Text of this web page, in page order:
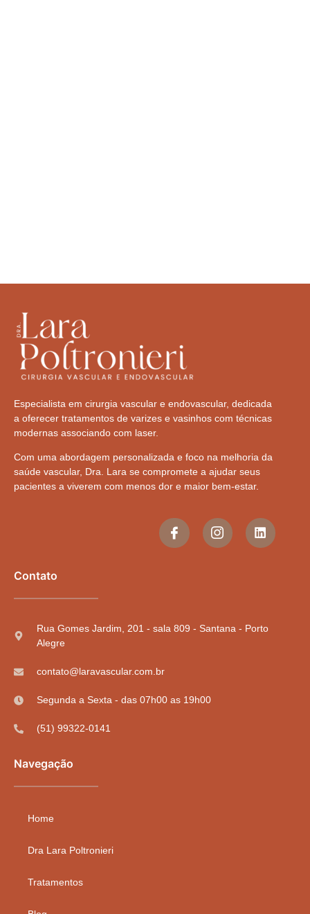
Especialista em cirurgia vascular e endovascular, dedicada
a oferecer tratamentos de varizes e vasinhos com técnicas
modernas associando com laser.
Com uma abordagem personalizada e foco na melhoria da
saúde vascular, Dra. Lara se compromete a ajudar seus
pacientes a viverem com menos dor e maior bem-estar.
Contato
Rua Gomes Jardim, 201 - sala 809 - Santana - Porto
Alegre
contato@laravascular.com.br
Segunda a Sexta - das 07h00 as 19h00
(51) 99322-0141
Navegação
Home
Dra Lara Poltronieri
Tratamentos